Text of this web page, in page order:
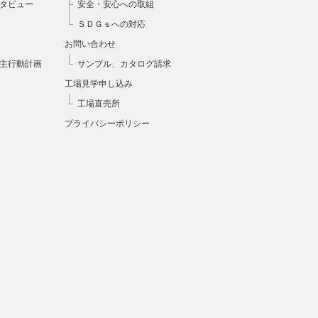
ビュー
行動計画
安全・安心への取組
ＳＤＧｓへの対応
お問い合わせ
サンプル、カタログ請求
工場見学申し込み
工場直売所
プライバシーポリシー